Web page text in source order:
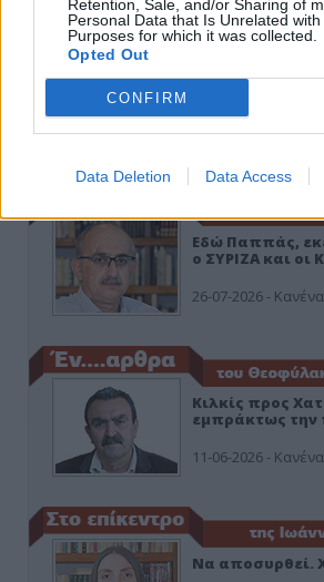
Retention, Sale, and/or Sharing of
Personal Data that Is Unrelated
Purposes for which it was collected.
Opted Out
CONFIRM
Data Deletion Data Access
Εδώ Παππάς,
ο ΣΥΡΙΖΑ και οι
26-07-2026 -
Κιλκίς προς
εμπράκτως την
11-06-2026 -
Να αποσυρθεί.